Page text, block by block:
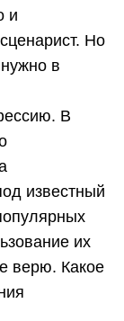
и
Но
в
В
известный
их
верю. Какое